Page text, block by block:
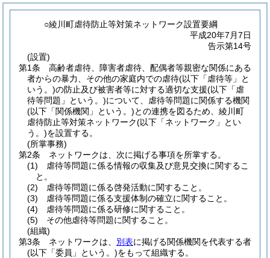
○綾川町虐待防止等対策ネットワーク設置要綱
平成20年7月7日
告示第14号
(設置)
第1条
高齢者虐待、障害者虐待、配偶者等親密な関係にある
者からの暴力、その他の家庭内での虐待(以下「虐待等」と
いう。)の防止及び被害者等に対する適切な支援(以下「虐
待等問題」という。)について、虐待等問題に関係する機関
(以下「関係機関」という。)との連携を図るため、綾川町
虐待防止等対策ネットワーク(以下「ネットワーク」とい
う。)を設置する。
(所掌事務)
第2条
ネットワークは、次に掲げる事項を所掌する。
(1)
虐待等問題に係る情報の収集及び意見交換に関するこ
と。
(2)
虐待等問題に係る啓発活動に関すること。
(3)
虐待等問題に係る支援体制の確立に関すること。
(4)
虐待等問題に係る研修に関すること。
(5)
その他虐待等問題に関すること。
(組織)
第3条
ネットワークは、 別表に掲げる関係機関を代表する者
(以下「委員」という。)をもって組織する。